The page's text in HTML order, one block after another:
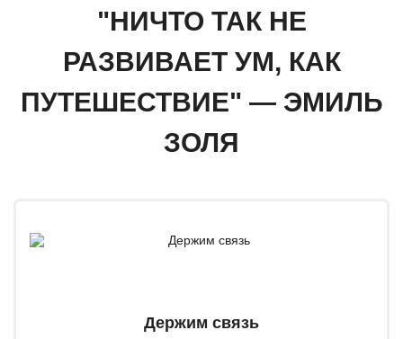
"НИЧТО ТАК НЕ
РАЗВИВАЕТ УМ, КАК
ПУТЕШЕСТВИЕ" — ЭМИЛЬ
ЗОЛЯ
Держим связь